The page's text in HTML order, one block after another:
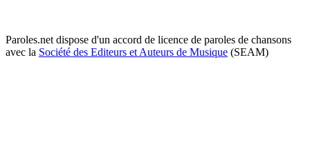
Paroles.net dispose d'un accord de licence de paroles de chansons
avec la Société des Editeurs et Auteurs de Musique (SEAM)